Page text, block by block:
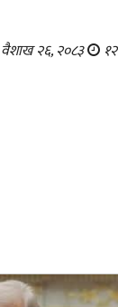
वैशाख २६, २०८३